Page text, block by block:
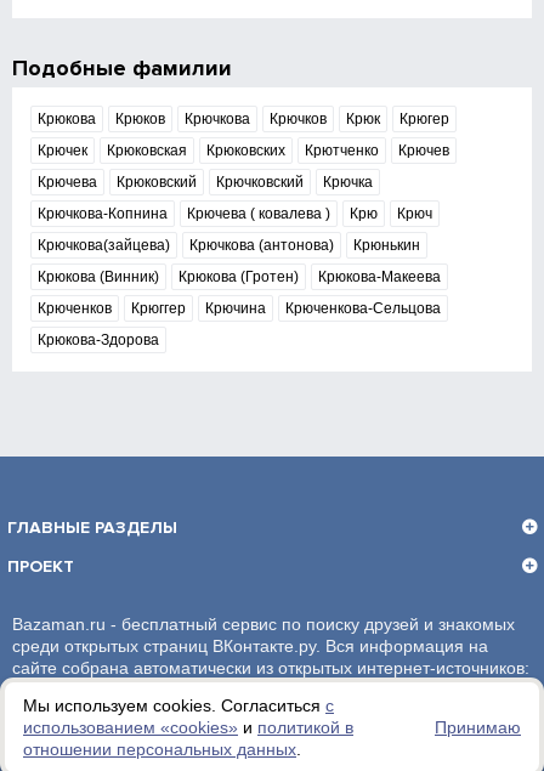
Мы используем cookies. Согласиться с
использованием «сookies» и политикой в
отношении персональных данных
Принимаю
Подобные фамилии
Крюкова Крюков Крючкова Крючков Крюк
Крюгер
Крючек
Крюковская Крюковских Крютченко
Крючев
Крючева
Крюковский Крючковский
Крючка
Крючкова-Копнина
Крючева ( ковалева ) Крю
Крюч
Крючкова(зайцева)
Крючкова (антонова)
Крюнькин
Крюкова (Винник)
Крюкова (Гротен)
Крюкова-Макеева
Крюченков
Крюггер Крючина
Крюченкова-Сельцова
Крюкова-Здорова
ГЛАВНЫЕ РАЗДЕЛЫ
ПРОЕКТ
Bazaman.ru - бесплатный сервис по поиску друзей и знакомых
среди открытых страниц ВКонтакте.ру. Вся информация на
сайте собрана автоматически из открытых интернет-источников:
администрация сайта ответственности не несет.
Политика обработки персональных данных